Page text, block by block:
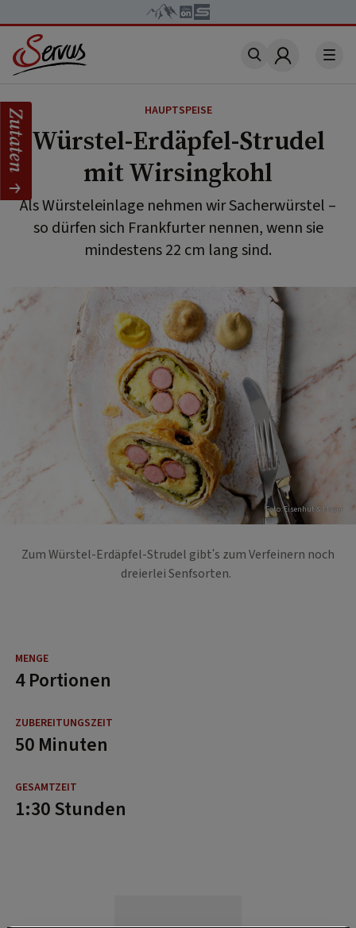
Account
HAUPTSPEISE
Würstel-Erdäpfel-Strudel
mit Wirsingkohl
Als Würsteleinlage nehmen wir Sacherwürstel –
so dürfen sich Frankfurter nennen, wenn sie
mindestens 22 cm lang sind.
Foto: Eisenhut & Mayer
Zum Würstel-Erdäpfel-Strudel gibt's zum Verfeinern noch
dreierlei Senfsorten.
4 Portionen
50 Minuten
1:30 Stunden
Zutaten